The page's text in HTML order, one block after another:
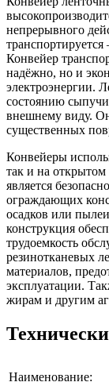
непрерывного
Конвейер
надёжно, но и
электроэнергии.
состоянию
внешнему виду.
существенных
Конвейеры
так и на открытом
является
ограждающих
осадков или
конструкция
трудоемкость
резинотканевых
материалов,
эксплуатации.
жирам и другим
Наименование: